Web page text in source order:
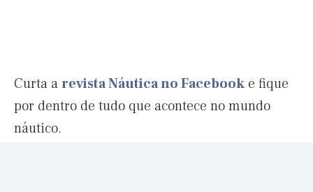
Curta arevista Náutica no Facebook e fique
por dentro de tudo que acontece no mundo
náutico.